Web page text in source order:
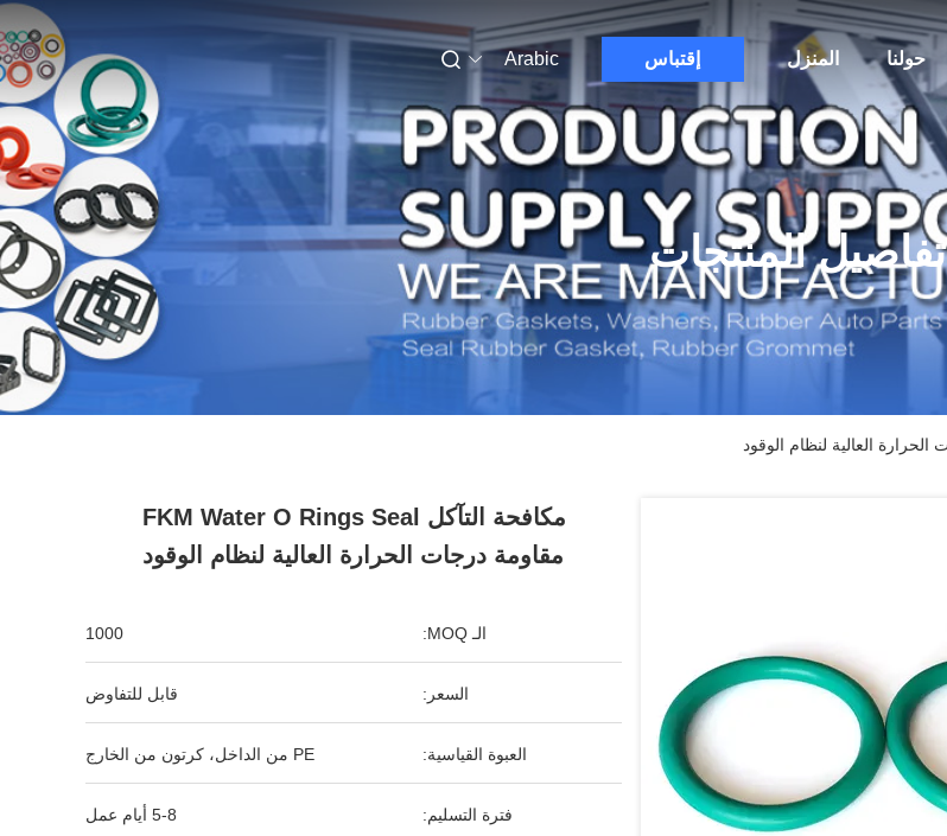
المنزل حولنا إقتباس Arabic
تفاصيل المنتجات
مكافحة التآكل FKM Water O Rings Seal
مقاومة درجات الحرارة العالية لنظام الوقود
الـ MOQ: 1000
السعر: قابل للتفاوض
العبوة القياسية: PE من الداخل، كرتون من الخارج
فترة التسليم: 5-8 أيام عمل